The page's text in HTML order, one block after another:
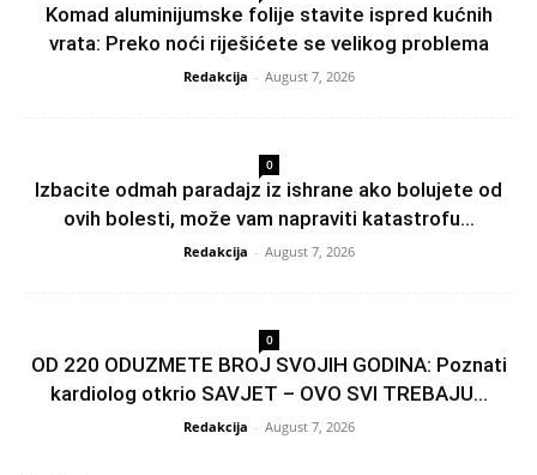
Komad aluminijumske folije stavite ispred kućnih
vrata: Preko noći riješićete se velikog problema
Redakcija - August 7, 2026
0
Izbacite odmah paradajz iz ishrane ako bolujete od
ovih bolesti, može vam napraviti katastrofu...
Redakcija - August 7, 2026
0
OD 220 ODUZMETE BROJ SVOJIH GODINA: Poznati
kardiolog otkrio SAVJET – OVO SVI TREBAJU...
Redakcija - August 7, 2026